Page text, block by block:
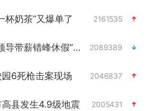
杯奶茶”又爆单了 2161535
河南撤回“领导带薪错峰休假”通知 2089389
6死枪击案现场 2046837
县发生4.9级地震 2005431